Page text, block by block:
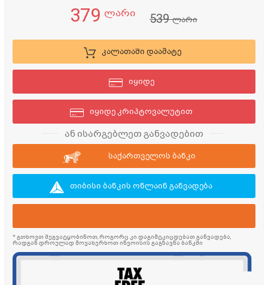
379 ლარი 539ლარი
კალათაში დაამატე
იყიდე
იყიდე კრიპტოვალუტით
ან ისარგებლეთ განვადებით
საქართველოს ბანკი
თიბისი ბანკის ონლაინ განვადება
* გთხოვთ შეგვატყობინოთ, როგორც კი დაგიმტკიცდებათ განვადება,
რადგან დროულად მოვახერხოთ ინვოისის გაგზავნა ბანკში